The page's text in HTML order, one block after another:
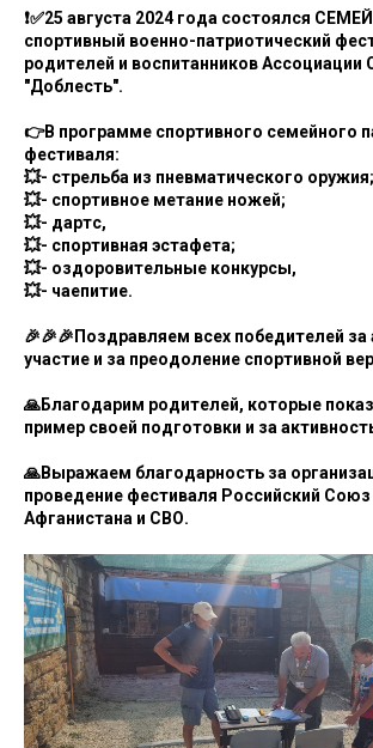
❗✅25 августа 2024 года состоялся
спортивный военно-патриотический
родителей и воспитанников
"Доблесть".
👉В программе спортивного семейного
фестиваля:
💥- стрельба из пневматического оружия;
💥- спортивное метание ножей;
💥- дартс,
💥- спортивная эстафета;
💥- оздоровительные конкурсы,
💥- чаепитие.
🎉🎉🎉Поздравляем всех победителей за
участие и за преодоление спортивной
🙏Благодарим родителей, которые
пример своей подготовки и за
🙏Выражаем благодарность за
проведение фестиваля Российский
Афганистана и СВО.